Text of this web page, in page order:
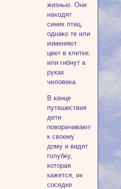
жизнью. Они
находят
синих птиц,
однако те или
изменяют
цвет в клетке,
или гибнут в
руках
человека.
В конце
путешествия
дети
поворачиваются
к своему
дому и видят
голубку,
которая
кажется, их
соседке